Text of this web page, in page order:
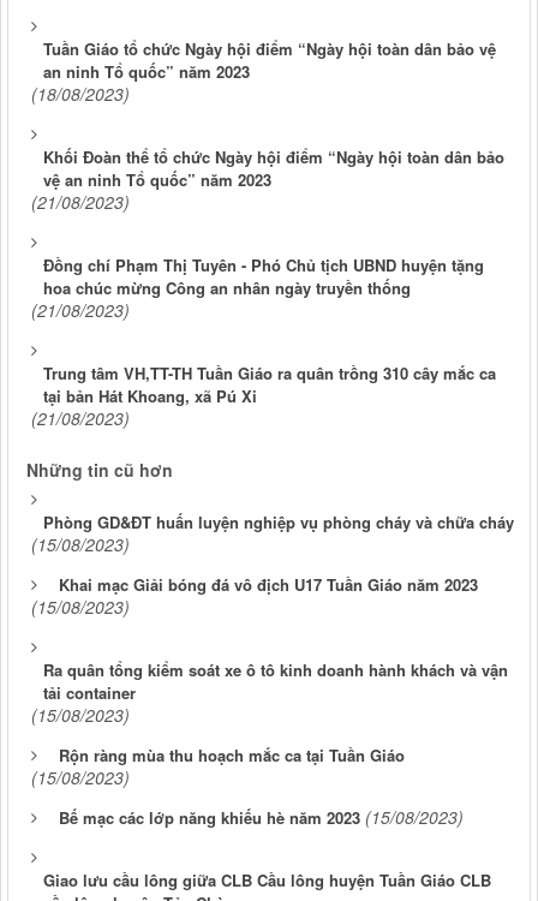
Tuần Giáo tổ chức Ngày hội điểm “Ngày hội toàn dân bảo vệ
an ninh Tổ quốc” năm 2023
(18/08/2023)
Khối Đoàn thể tổ chức Ngày hội điểm “Ngày hội toàn dân bảo
vệ an ninh Tổ quốc” năm 2023
(21/08/2023)
Đồng chí Phạm Thị Tuyên - Phó Chủ tịch UBND huyện tặng
hoa chúc mừng Công an nhân ngày truyền thống
(21/08/2023)
Trung tâm VH,TT-TH Tuần Giáo ra quân trồng 310 cây mắc ca
tại bản Hát Khoang, xã Pú Xi
(21/08/2023)
Những tin cũ hơn
Phòng GD&ĐT huấn luyện nghiệp vụ phòng cháy và chữa cháy
(15/08/2023)
Khai mạc Giải bóng đá vô địch U17 Tuần Giáo năm 2023
(15/08/2023)
Ra quân tổng kiểm soát xe ô tô kinh doanh hành khách và vận
tải container
(15/08/2023)
Rộn ràng mùa thu hoạch mắc ca tại Tuần Giáo
(15/08/2023)
Bế mạc các lớp năng khiếu hè năm 2023 (15/08/2023)
Giao lưu cầu lông giữa CLB Cầu lông huyện Tuần Giáo CLB